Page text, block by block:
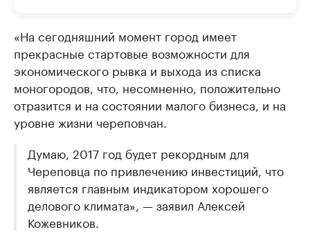
«На сегодняшний момент город имеет
прекрасные стартовые возможности для
экономического рывка и выхода из списка
моногородов, что, несомненно, положительно
отразится и на состоянии малого бизнеса, и на
уровне жизни череповчан.
Думаю, 2017 год будет рекордным для
Череповца по привлечению инвестиций, что
является главным индикатором хорошего
делового климата», — заявил Алексей
Кожевников.